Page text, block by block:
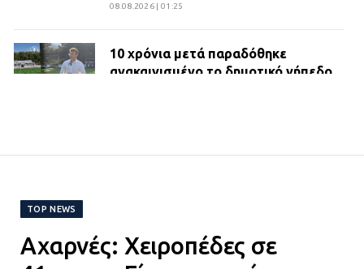
08.08.2026 | 01:25
10 χρόνια μετά παραδόθηκε
ανακαινισμένο το δημοτικό γήπεδο
ΔΗΜΟΣ ΜΑΝΔΡΑΣ ΕΙΔΥΛΛΙΑΣ:
TOP NEWS
Αχαρνές: Χειροπέδες σε